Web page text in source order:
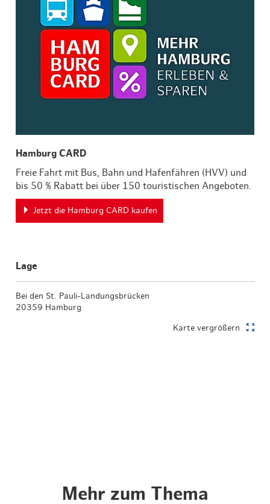
Hamburg CARD
Freie Fahrt mit Bus, Bahn und Hafenfähren (HVV) und
bis 50 % Rabatt bei über 150 touristischen Angeboten.
Jetzt die Hamburg CARD kaufen
Lage
Bei den St. Pauli-Landungsbrücken
20359 Hamburg
Karte vergrößern
Mehr zum Thema